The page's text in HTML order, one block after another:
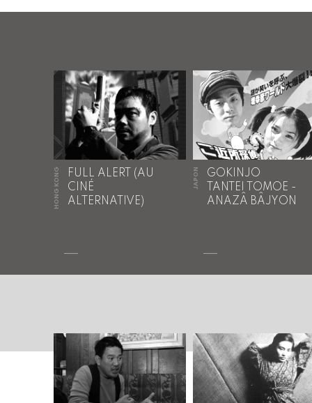
HONG KONG
FULL ALERT (AU
CINÉ
ALTERNATIVE)
JAPON
GOKINJO
TANTEI TOMOE -
ANAZÂ BÂJYON